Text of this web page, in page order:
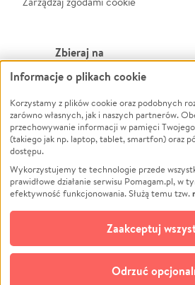
Zbieraj na
Leczenie
Zwierzęta
Pożar
Ukraina
Pomoc Finansowa
Projekty
Pogrzeb
Społeczność lokalna
Kultura
Informacje o plikach cookie
Korzystamy z plików cookie oraz podobnych
zarówno własnych, jak i naszych partnerów.
przechowywanie informacji w pamięci
(takiego jak np. laptop, tablet, smartfon) oraz
dostępu.
Wykorzystujemy te technologie przede
prawidłowe działanie serwisu Pomagam.pl, w
efektywność funkcjonowania. Służą temu tzw.
opcjonalnych plików
technologii do celów analitycznych i
zgodę na ich stosowanie lub jej odmówić. W
możliwość zmiany swoich preferencji na stronie
do której link znajdziesz w stopce serwisu
Odrzuć
Zaakceptuj